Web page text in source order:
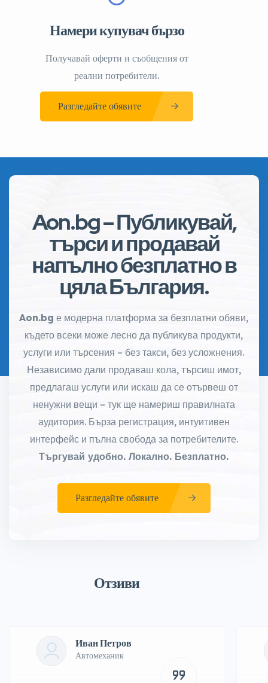
Намери купувач бързо
Получавай оферти и съобщения от
реални потребители.
Разгледайте обявите
Aon.bg – Публикувай,
търси и продавай
напълно безплатно в
цяла България.
Aon.bg е модерна платформа за безплатни обяви,
където всеки може лесно да публикува продукти,
услуги или търсения – без такси, без усложнения.
Независимо дали продаваш кола, търсиш имот,
предлагаш услуги или искаш да се отървеш от
ненужни вещи – тук ще намериш правилната
аудитория. Бърза регистрация, интуитивен
интерфейс и пълна свобода за потребителите.
Търгувай удобно. Локално. Безплатно.
Разгледайте обявите
Отзиви
Иван Петров
Автомеханик